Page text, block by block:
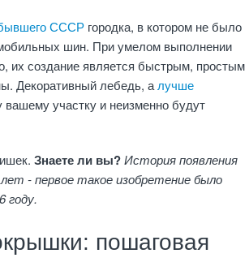
СССР городка, в котором не было
шин. При умелом выполнении
их создание является быстрым, простым
Декоративный лебедь, а лучше
участку и неизменно будут
Знаете ли вы?История появления
- первое такое изобретение было
году.
пошаговая